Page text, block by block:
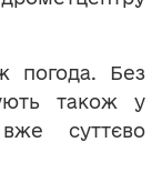
погода. Без
також у
суттєво